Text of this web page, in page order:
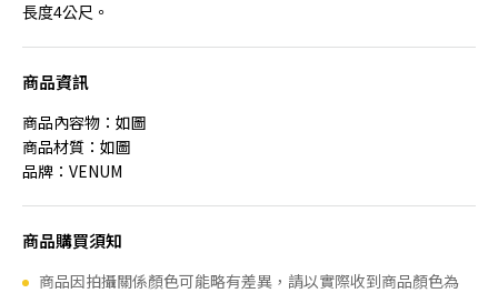
長度4公尺。
商品資訊
商品內容物：如圖
商品材質：如圖
品牌：VENUM
商品購買須知
商品因拍攝關係顏色可能略有差異，請以實際收到商品顏色為